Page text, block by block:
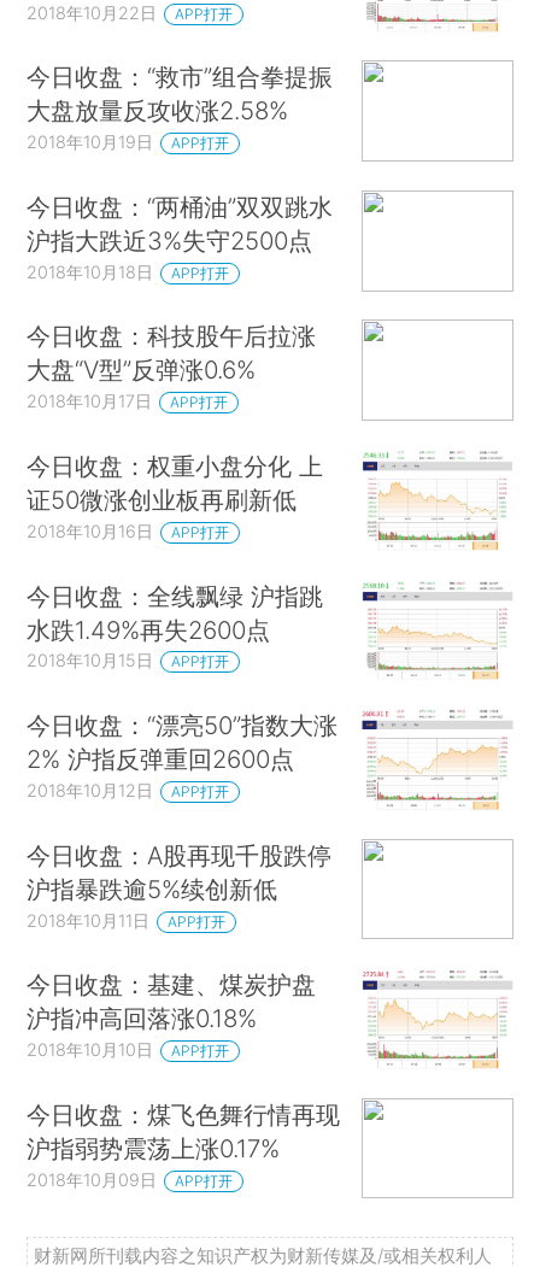
2018年10月22日 APP打开
今日收盘：“救市”组合拳提振
大盘放量反攻收涨2.58%
2018年10月19日 APP打开
今日收盘：“两桶油”双双跳水
沪指大跌近3%失守2500点
2018年10月18日 APP打开
今日收盘：科技股午后拉涨
大盘“V型”反弹涨0.6%
2018年10月17日 APP打开
今日收盘：权重小盘分化 上
证50微涨创业板再刷新低
2018年10月16日 APP打开
今日收盘：全线飘绿 沪指跳
水跌1.49%再失2600点
2018年10月15日 APP打开
今日收盘：“漂亮50”指数大涨
2% 沪指反弹重回2600点
2018年10月12日 APP打开
今日收盘：A股再现千股跌停
沪指暴跌逾5%续创新低
2018年10月11日 APP打开
今日收盘：基建、煤炭护盘
沪指冲高回落涨0.18%
2018年10月10日 APP打开
今日收盘：煤飞色舞行情再现
沪指弱势震荡上涨0.17%
2018年10月09日 APP打开
财新网所刊载内容之知识产权为财新传媒及/或相关权利人